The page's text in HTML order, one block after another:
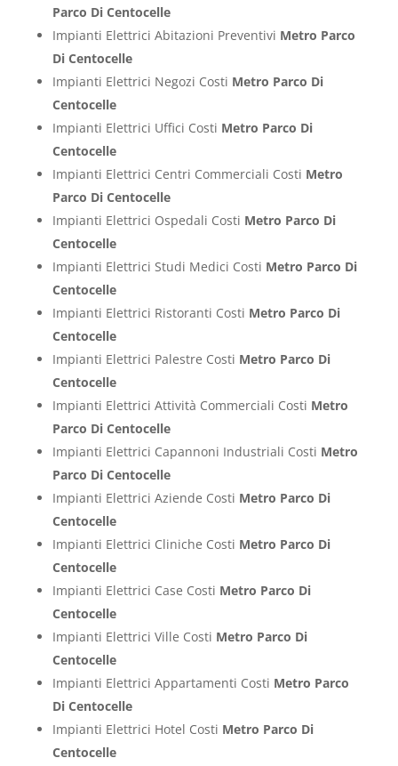
Parco Di Centocelle
Impianti Elettrici Abitazioni Preventivi Metro Parco
Di Centocelle
Impianti Elettrici Negozi Costi Metro Parco Di
Centocelle
Impianti Elettrici Uffici Costi Metro Parco Di
Centocelle
Impianti Elettrici Centri Commerciali Costi Metro
Parco Di Centocelle
Impianti Elettrici Ospedali Costi Metro Parco Di
Centocelle
Impianti Elettrici Studi Medici Costi Metro Parco Di
Centocelle
Impianti Elettrici Ristoranti Costi Metro Parco Di
Centocelle
Impianti Elettrici Palestre Costi Metro Parco Di
Centocelle
Impianti Elettrici Attività Commerciali Costi Metro
Parco Di Centocelle
Impianti Elettrici Capannoni Industriali Costi Metro
Parco Di Centocelle
Impianti Elettrici Aziende Costi Metro Parco Di
Centocelle
Impianti Elettrici Cliniche Costi Metro Parco Di
Centocelle
Impianti Elettrici Case Costi Metro Parco Di
Centocelle
Impianti Elettrici Ville Costi Metro Parco Di
Centocelle
Impianti Elettrici Appartamenti Costi Metro Parco
Di Centocelle
Impianti Elettrici Hotel Costi Metro Parco Di
Centocelle